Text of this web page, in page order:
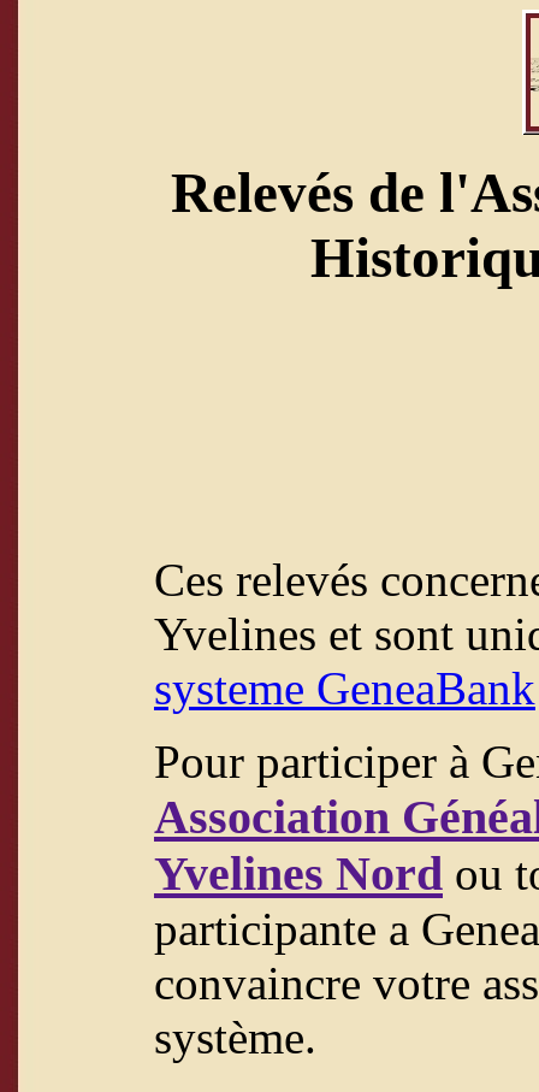
Relevés de
Ces relevés
Yvelines et sont
systeme GeneaBank
Pour participer à
Association
Yvelines Nord ou
participante a
convaincre votre
système.